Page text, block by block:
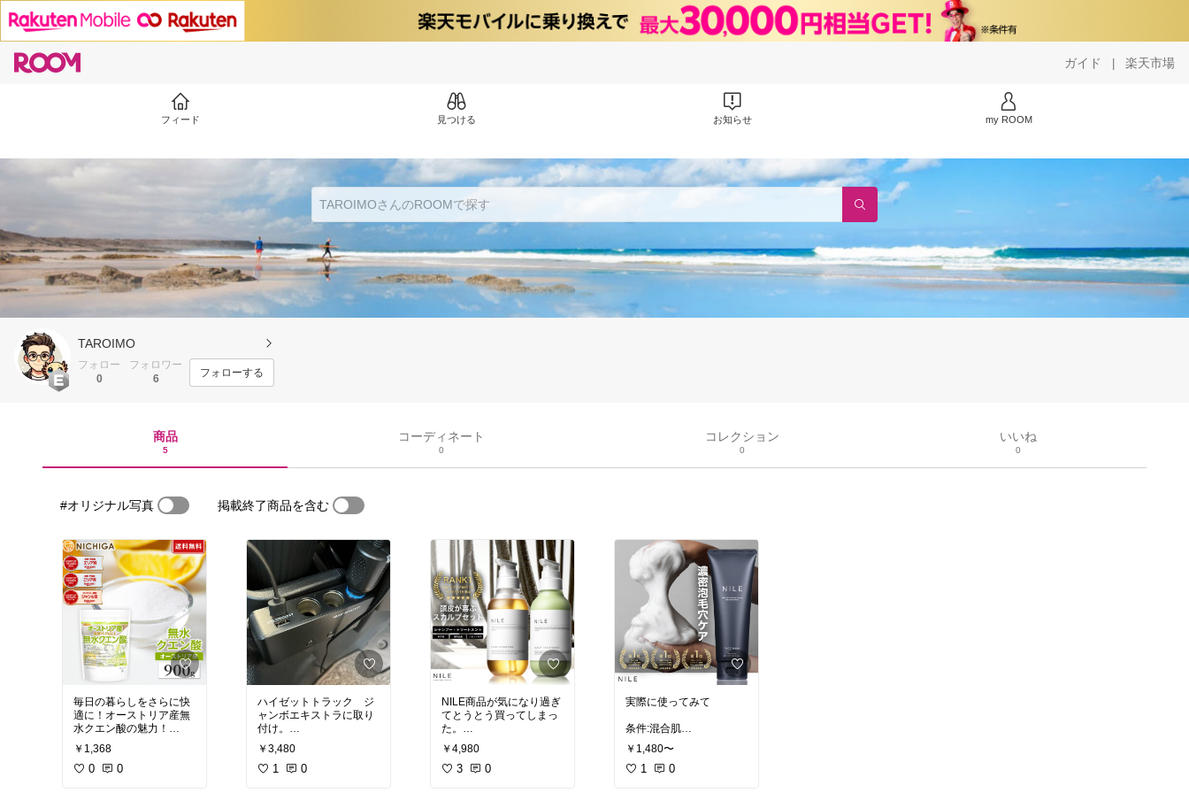
ガイド | 楽天市場
フィード 見つける お知らせ my ROOM
TAROIMO
フォロー
0
フォロワー
6
フォローする
商品
5
コーディネート
0
コレクション
0
いいね
0
#オリジナル写真 掲載終了商品を含む
毎日の暮らしをさらに快
適に！オーストリア産無
水クエン酸の魅力！
【品質の高さ】
オーストリア産の無水ク
￥1,368
0 0
ハイゼットトラック ジ
ャンボエキストラに取り
付け。
JAPAN AVE.製のこのカ
ーチャージャーは車内で
￥3,480
1 0
NILE商品が気になり過ぎ
てとうとう買ってしまっ
た。
スカルプDと比較すると
自分の肌には断然こっち
でした！
￥4,980
3 0
実際に使ってみて
条件:混合肌
1番のポイントはニキビ
が即効治った🥶
￥1,480〜
1 0